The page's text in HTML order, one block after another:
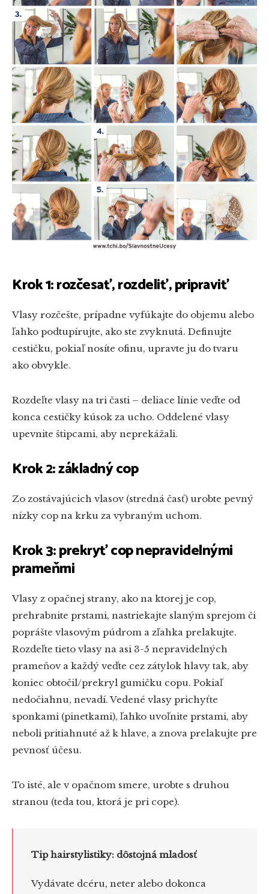
Krok 1: rozčesať, rozdeliť, pripraviť
Vlasy rozčešte, prípadne vyfúkajte do objemu alebo
ľahko podtupírujte, ako ste zvyknutá. Definujte
cestičku, pokiaľ nosíte ofinu, upravte ju do tvaru
ako obvykle.
Rozdeľte vlasy na tri časti – deliace línie veďte od
konca cestičky kúsok za ucho. Oddelené vlasy
upevnite štipcami, aby neprekážali.
Krok 2: základný cop
Zo zostávajúcich vlasov (stredná časť) urobte pevný
nízky cop na krku za vybraným uchom.
Krok 3: prekryť cop nepravidelnými
prameňmi
Vlasy z opačnej strany, ako na ktorej je cop,
prehrabnite prstami, nastriekajte slaným sprejom či
poprášte vlasovým púdrom a zľahka prelakujte.
Rozdeľte tieto vlasy na asi 3-5 nepravidelných
prameňov a každý veďte cez zátylok hlavy tak, aby
koniec obtočil/prekryl gumičku copu. Pokiaľ
nedočiahnu, nevadí. Vedené vlasy prichyťte
sponkami (pinetkami), ľahko uvoľnite prstami, aby
neboli pritiahnuté až k hlave, a znova prelakujte pre
pevnosť účesu.
To isté, ale v opačnom smere, urobte s druhou
stranou (teda tou, ktorá je pri cope).
Tip hairstylistiky: dôstojná mladosť
Vydávate dcéru, neter alebo dokonca